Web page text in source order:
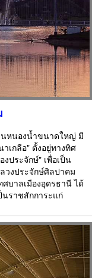
นหนองน้ำขนาดใหญ่ มี
เกลือ" ตั้งอยู่ทางทิศ
ประจักษ์" เพื่อเป็น
วงประจักษ์ศิลปาคม
ศบาลเมืองอุดรธานี ได้
นราชสักการะแก่